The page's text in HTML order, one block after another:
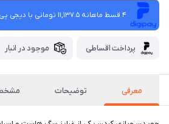
4 قسط ماهانه 11,137.5 تومانی با دیجی ‌پی!
پرداخت اقساطی موجود در انبار
معرفی توضیحات